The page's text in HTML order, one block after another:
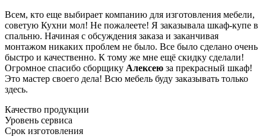
Всем, кто еще выбирает компанию для изготовления мебели,
советую Кухни мол! Не пожалеете! Я заказывала шкаф-купе в
спальню. Начиная с обсуждения заказа и заканчивая
монтажом никаких проблем не было. Все было сделано очень
быстро и качественно. К тому же мне ещё скидку сделали!
Огромное спасибо сборщику Алексею за прекрасный шкаф!
Это мастер своего дела! Всю мебель буду заказывать только
здесь.
Качество продукции
Уровень сервиса
Срок изготовления